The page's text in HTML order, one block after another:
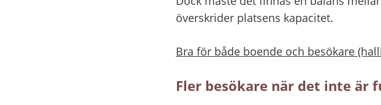
överskrider platsens kapacitet.
Bra för både boende och besökare
Fler besökare när det inte är